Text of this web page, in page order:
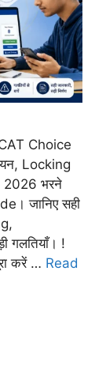
Choice
Locking
2026 भरने
जानिए सही
गलतियाँ। !
करें … Read